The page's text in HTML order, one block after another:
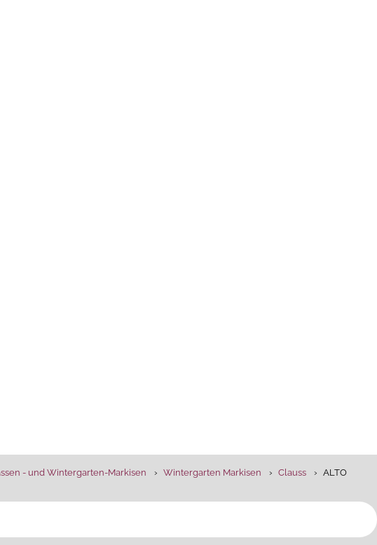
- und Wintergarten-Markisen Wintergarten Markisen Clauss ALTO